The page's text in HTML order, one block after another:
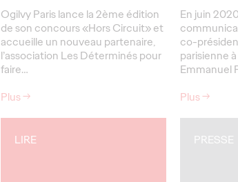
Ogilvy Paris lance la 2ème édition
de son concours «Hors Circuit» et
accueille un nouveau partenaire,
l’association Les Déterminés pour
faire…
Plus→
En juin
co-
parisienne
Emmanuel
Plus→
LIRE PRESSE